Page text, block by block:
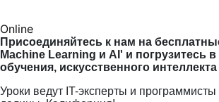
Online
Присоединяйтесь к нам на
Machine Learning и AI' и погрузитесь
обучения, искусственного
Уроки ведут IT-эксперты и